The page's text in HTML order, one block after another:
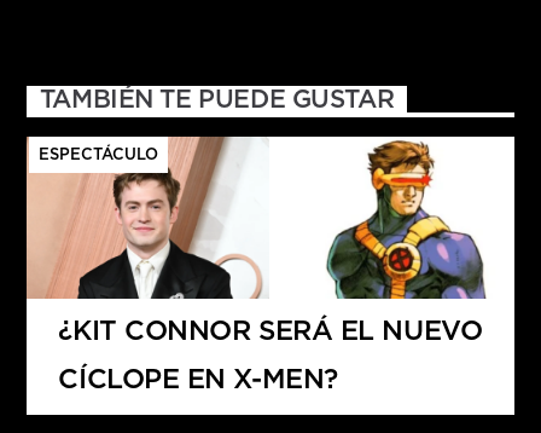
TAMBIÉN TE PUEDE GUSTAR
ESPECTÁCULO
¿KIT CONNOR SERÁ EL NUEVO
CÍCLOPE EN X-MEN?